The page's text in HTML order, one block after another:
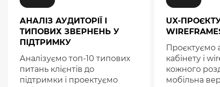
АНАЛІЗ АУДИТОРІЇ І
ТИПОВИХ ЗВЕРНЕНЬ У
ПІДТРИМКУ
Аналізуємо топ-10 типових
питань клієнтів до
підтримки і проектуємо
UX-
Проєктуємо
кабінету і
кожного
мобільна